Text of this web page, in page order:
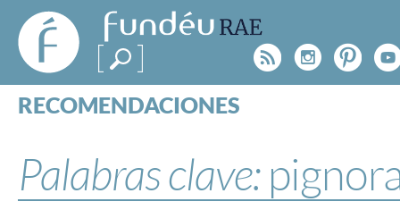
FundéuRAE
- Fundación
del Español
Urgente
Rss
RECOMENDACIONES
ESPECIALES
BLOG
Palabras clave: